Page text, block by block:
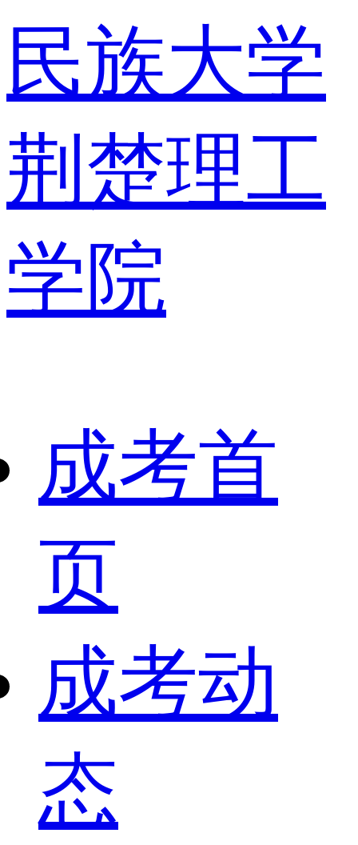
民族大学
荆楚理工
学院
成考首
页
成考动
态